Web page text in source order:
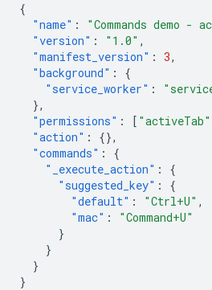
{
"name" : "Commands demo -
"version" : "1.0" ,
"manifest_version" : 3,
"background" :
{
"service_worker" :
},
"permissions" : [ "activeTab"
"action" :
{},
"commands" :
{
"_execute_action" :
{
"suggested_key" :
{
"default" : "Ctrl+U" ,
"mac" :
"Command+U"
}
}
}
}